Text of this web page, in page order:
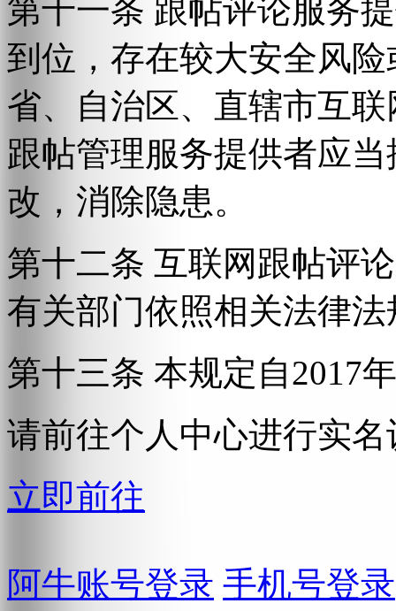
第十一条 跟帖评论服务
到位，存在较大安全风
省、自治区、直辖市互
跟帖管理服务提供者应
改，消除隐患。
第十二条 互联网跟帖评
有关部门依照相关法律
第十三条 本规定自2017
请前往个人中心进行实名
立即前往
阿牛账号登录 手机号登录